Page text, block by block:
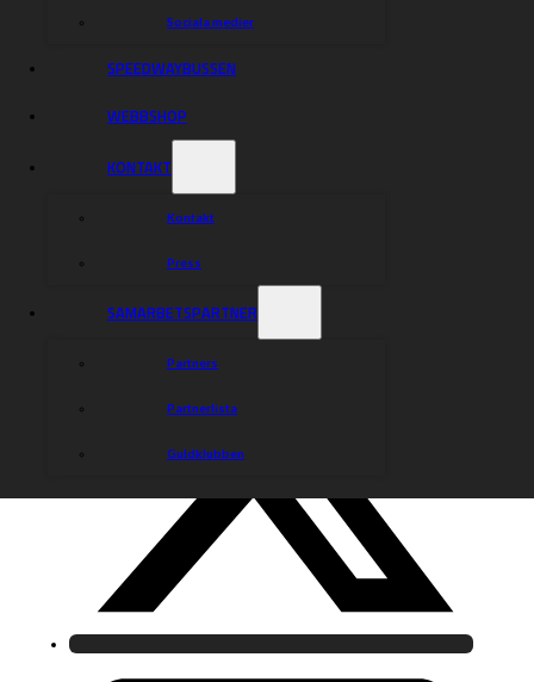
Sociala medier
SPEEDWAYBUSSEN
WEBBSHOP
KONTAKT
Kontakt
Press
SAMARBETSPARTNER
Partners
Partnerlista
Guldklubben